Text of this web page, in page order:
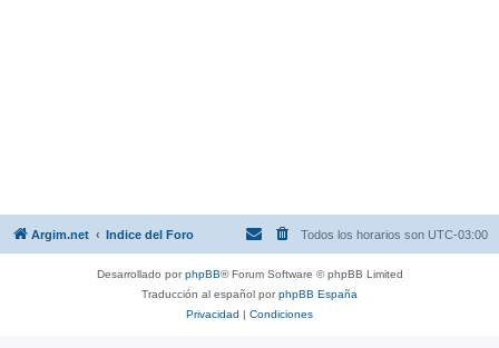
Argim.net Indice del Foro Todos los horarios son UTC-03:00
Desarrollado porphpBB® Forum Software © phpBB Limited
Traducción al español porphpBB España
Privacidad | Condiciones